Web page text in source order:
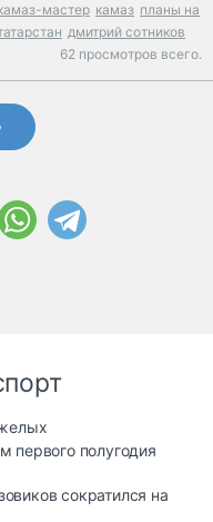
мастер камаз планы на
дмитрий сотников
62 просмотров всего.
первого полугодия
сократился на